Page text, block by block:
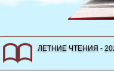
ЛЕТНИЕ ЧТЕНИЯ -